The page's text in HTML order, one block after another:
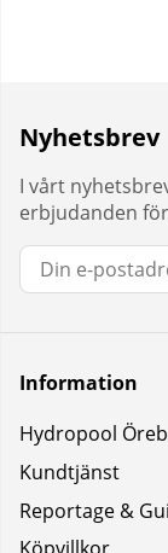
Nyhetsbrev
I vårt
erbjudanden
Information
Hydropool
Kundtjänst
Reportage &